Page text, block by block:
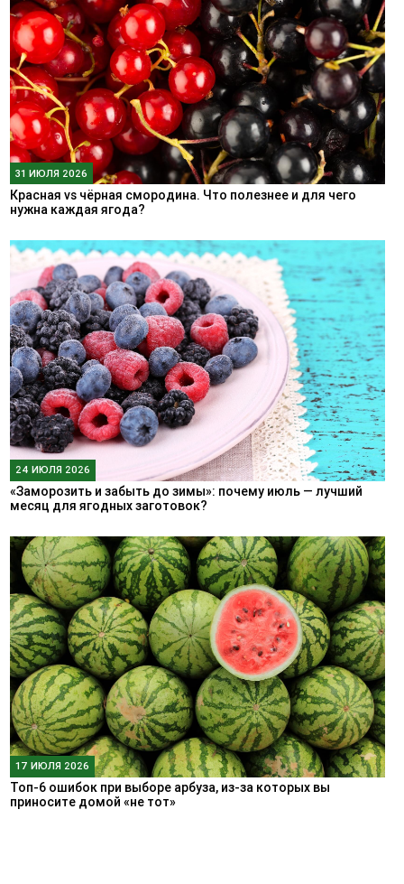
31 ИЮЛЯ 2026
Красная vs чёрная смородина. Что полезнее и для чего
нужна каждая ягода?
24 ИЮЛЯ 2026
«Заморозить и забыть до зимы»: почему июль — лучший
месяц для ягодных заготовок?
17 ИЮЛЯ 2026
Топ-6 ошибок при выборе арбуза, из-за которых вы
приносите домой «не тот»